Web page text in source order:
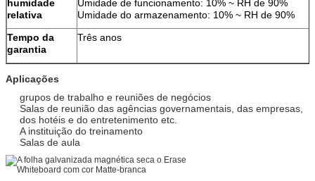
humidade
relativa
Umidade de funcionamento: 10% ~ RH de 90%
Umidade do armazenamento: 10% ~ RH de 90%
Tempo da
garantia
Três anos
Aplicações
grupos de trabalho e reuniões de negócios
Salas de reunião das agências governamentais, das empresas,
dos hotéis e do entretenimento etc.
A instituição do treinamento
Salas de aula